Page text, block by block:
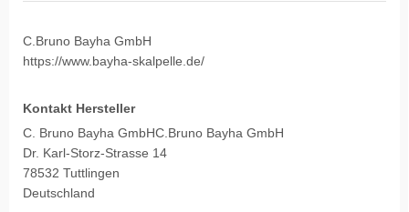
C.Bruno Bayha GmbH
https://www.bayha-skalpelle.de/
Kontakt Hersteller
C. Bruno Bayha GmbHC.Bruno Bayha GmbH
Dr. Karl-Storz-Strasse 14
78532 Tuttlingen
Deutschland